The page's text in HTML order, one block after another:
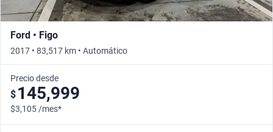
Ford • Figo
2017 • 83,517 km • Automático
Precio desde
$ 145,999
$3,105 /mes*